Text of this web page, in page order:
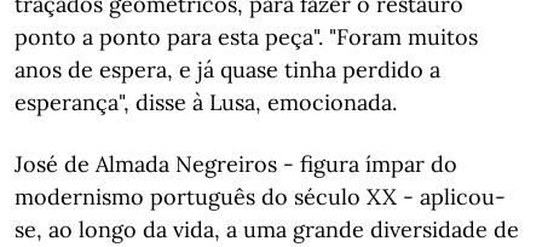
ponto a ponto para esta peça". "Foram muitos
anos de espera, e já quase tinha perdido a
esperança", disse à Lusa, emocionada.
José de Almada Negreiros - figura ímpar do
modernismo português do século XX - aplicou-
se, ao longo da vida, a uma grande diversidade de